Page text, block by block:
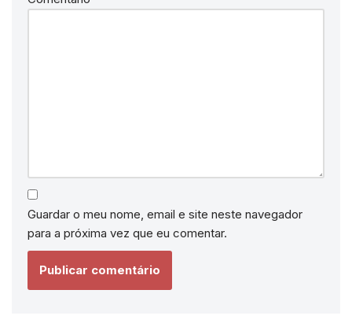
Guardar o meu nome, email e site neste navegador
para a próxima vez que eu comentar.